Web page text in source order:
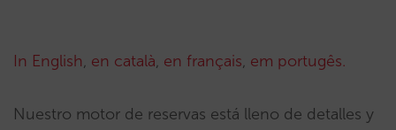
In English, en català, en français, em portugês.
Nuestro motor de reservas está lleno de detalles y